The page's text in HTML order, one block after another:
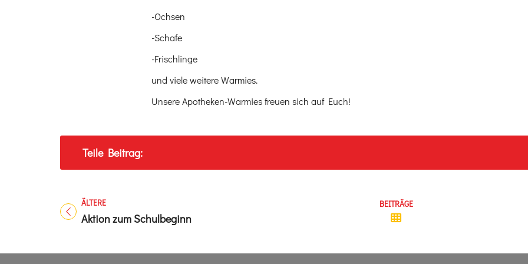
-Ochsen
-Schafe
-Frischlinge
und viele weitere Warmies.
Unsere Apotheken-Warmies freuen sich auf Euch!
Teile Beitrag:
ÄLTERE
Titel für Beitrag
Aktion zum Schulbeginn
BEITRÄGE